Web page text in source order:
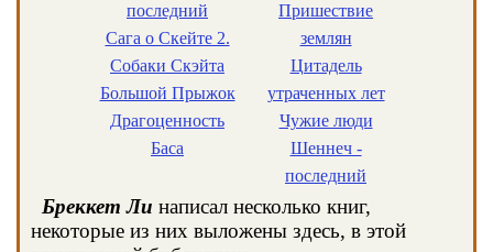
последний
Сага о Скейте 2.
Собаки Скэйта
Большой Прыжок
Драгоценность
Баса
Пришествие
землян
Цитадель
утраченных лет
Чужие люди
Шеннеч -
последний
Бреккет Ли написал несколько книг,
некоторые из них выложены здесь, в этой